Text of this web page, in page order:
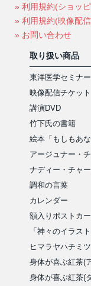
» 利用規約(ショッ
» 利用規約(映像配
» お問い合わせ
取り扱い商品
東洋医学セミナー
映像配信チケット
講演DVD
竹下氏の書籍
絵本「もしもあな
アージュナー・
ナディー・チャー
調和の言葉
カレンダー
額入りポストカ
「神々のイラス
ヒマラヤハチミツ
身体が喜ぶ紅茶(
身体が喜ぶ紅茶(